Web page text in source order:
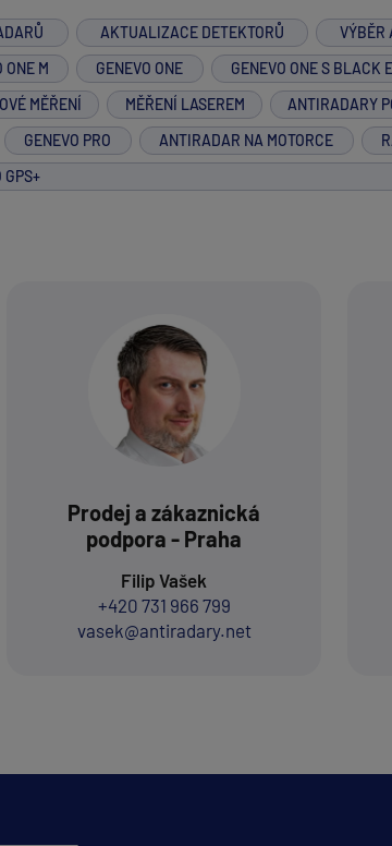
AKTUALIZACE DETEKTORŮ VÝBĚR
ONE M GENEVO ONE GENEVO ONE S BLACK
MĚŘENÍ MĚŘENÍ LASEREM ANTIRADARY
GENEVO PRO ANTIRADAR NA MOTORCE
GPS+
Prodej a zákaznická
podpora - Praha
Filip Vašek
+420 731 966 799
vasek@antiradary.net